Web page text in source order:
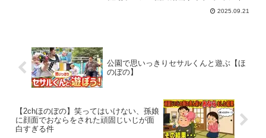
登録よろしくお願いします↓URL：1話
目 0:00:002話目 0:19:133話目
2025.09.21
公園で思いっきりセサルくんと遊ぶ【ほ
のぼの】
【2chほのぼの】笑ってはいけない、孫娘
に顔面でおならをされた頑固じいじが面
白すぎる件